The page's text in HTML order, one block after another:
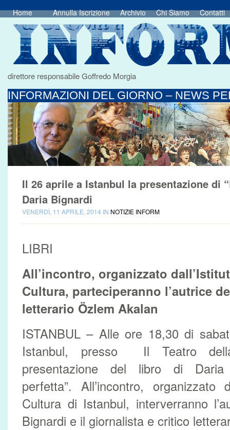
Home Annulla Iscrizione Archivio Chi Siamo Contatti
direttore responsabile Goffredo Morgia
INFORMAZIONI DEL GIORNO – NEWS
Il 26 aprile a Istanbul la presentazione di
Daria Bignardi
VENERDÌ, 11 APRILE, 2014 IN NOTIZIE INFORM
LIBRI
All’incontro, organizzato
Cultura, parteciperanno l’autrice
letterario Özlem Akalan
ISTANBUL – Alle ore 18,30 di
Istanbul, presso Il Teatro
presentazione del libro di Daria
perfetta”. All’incontro, organizzato
Cultura di Istanbul, interverranno
Bignardi e il giornalista e critico